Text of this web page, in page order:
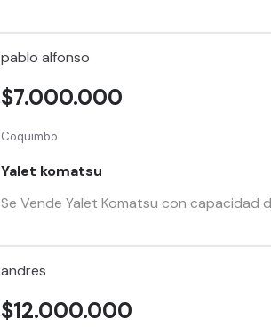
pablo alfonso
Coquimbo
Yalet komatsu
Se Vende Yalet Komatsu con
$7.000.000
andres
$12.000.000